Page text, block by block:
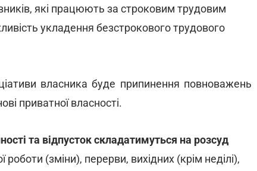
які працюють за строковим трудовим
укладення безстрокового трудового
власника буде припинення повноважень
приватної власності.
та відпусток складатимуться на розсуд
(зміни), перерви, вихідних (крім неділі),